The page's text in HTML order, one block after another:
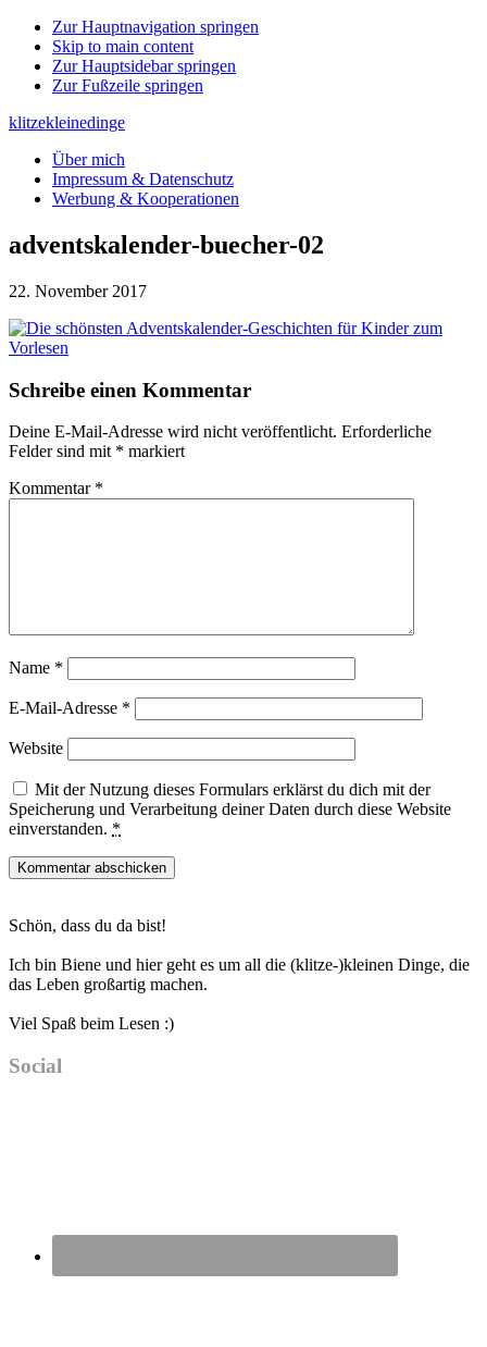
Zur Hauptnavigation springen
Skip to main content
Zur Hauptsidebar springen
Zur Fußzeile springen
klitzekleinedinge
Über mich
Impressum & Datenschutz
Werbung & Kooperationen
adventskalender-buecher-02
22. November 2017
Leser-
Schreibe einen Kommentar
Deine E-Mail-Adresse wird nicht veröffentlicht. Erforderliche
Felder sind mit * markiert
Kommentar *
Name *
E-Mail-Adresse *
Website
Mit der Nutzung dieses Formulars erklärst du dich mit der
Speicherung und Verarbeitung deiner Daten durch diese Website
einverstanden. *
Sidebar
Schön, dass du da bist!
Ich bin Biene und hier geht es um all die (klitze-)kleinen Dinge, die
das Leben großartig machen.
Viel Spaß beim Lesen :)
Social